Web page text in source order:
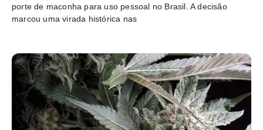
porte de maconha para uso pessoal no Brasil. A decisão
marcou uma virada histórica nas